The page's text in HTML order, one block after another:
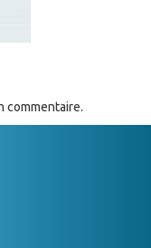
commentaire.